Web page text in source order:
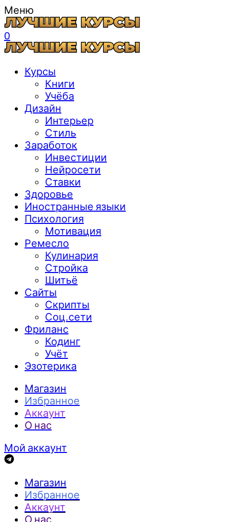
Меню
0
Курсы
Книги
Учёба
Дизайн
Интерьер
Стиль
Заработок
Инвестиции
Нейросети
Ставки
Здоровье
Иностранные языки
Психология
Мотивация
Ремесло
Кулинария
Стройка
Шитьё
Сайты
Скрипты
Соц.сети
Фриланс
Кодинг
Учёт
Эзотерика
Магазин
Избранное
Аккаунт
О нас
Мой аккаунт
Магазин
Избранное
Аккаунт
О нас